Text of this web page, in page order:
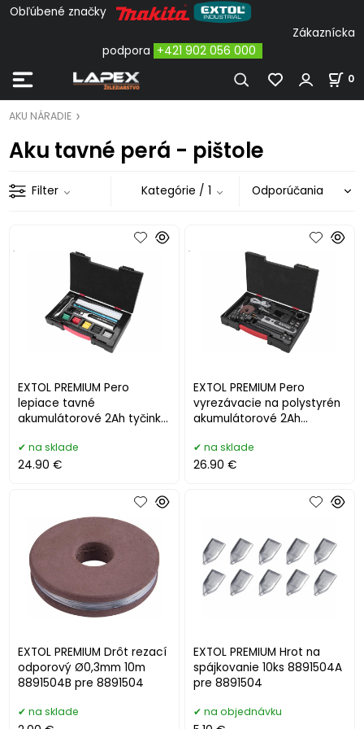
Obľúbené značky
Zákaznícka
podpora +421 902 056 000
0
AKU NÁRADIE
Aku tavné perá - pištole
Filter Kategórie / 1
EXTOL PREMIUM Pero
lepiace tavné
akumulátorové 2Ah tyčinky
.
na sklade
24.90 €
EXTOL PREMIUM Pero
vyrezávacie na polystyrén
akumulátorové 2Ah
.
na sklade
26.90 €
EXTOL PREMIUM Drôt rezací
odporový Ø0,3mm 10m
8891504B pre 8891504
na sklade
EXTOL PREMIUM Hrot na
spájkovanie 10ks 8891504A
pre 8891504
na objednávku